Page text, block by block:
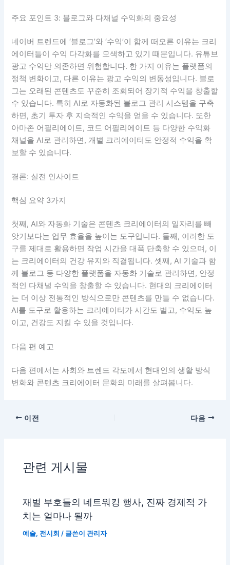
주요 포인트 3: 블로그와 다채널 수익화의 중요성
네이버 트렌드에 ‘블로그’와 ‘수익’이 함께 떠오른 이유는 크리
에이터들이 수익 다각화를 모색하고 있기 때문입니다. 유튜브
광고 수익만 의존하면 위험합니다. 한 가지 이유는 플랫폼의
정책 변화이고, 다른 이유는 광고 수익의 변동성입니다. 블로
그는 오래된 콘텐츠도 꾸준히 조회되어 장기적 수익을 창출할
수 있습니다. 특히 AI로 자동화된 블로그 관리 시스템을 구축
하면, 초기 투자 후 지속적인 수익을 얻을 수 있습니다. 또한
아마존 어필리에이트, 코드 어필리에이트 등 다양한 수익화
채널을 AI로 관리하면, 개별 크리에이터도 안정적 수익을 확
보할 수 있습니다.
결론: 실전 인사이트
핵심 요약 3가지
첫째, AI와 자동화 기술은 콘텐츠 크리에이터의 일자리를 빼
앗기보다는 업무 효율을 높이는 도구입니다. 둘째, 이러한 도
구를 제대로 활용하면 작업 시간을 대폭 단축할 수 있으며, 이
는 크리에이터의 건강 유지와 직결됩니다. 셋째, AI 기술과 함
께 블로그 등 다양한 플랫폼을 자동화 기술로 관리하면, 안정
적인 다채널 수익을 창출할 수 있습니다. 현대의 크리에이터
는 더 이상 전통적인 방식으로만 콘텐츠를 만들 수 없습니다.
AI를 도구로 활용하는 크리에이터가 시간도 벌고, 수익도 높
이고, 건강도 지킬 수 있을 것입니다.
다음 편 예고
다음 편에서는 사회와 트렌드 각도에서 현대인의 생활 방식
변화와 콘텐츠 크리에이터 문화의 미래를 살펴봅니다.
이전 다음
관련 게시물
재벌 부호들의 네트워킹 행사, 진짜 경제적 가
치는 얼마나 될까
예술, 전시회 / 글쓴이관리자